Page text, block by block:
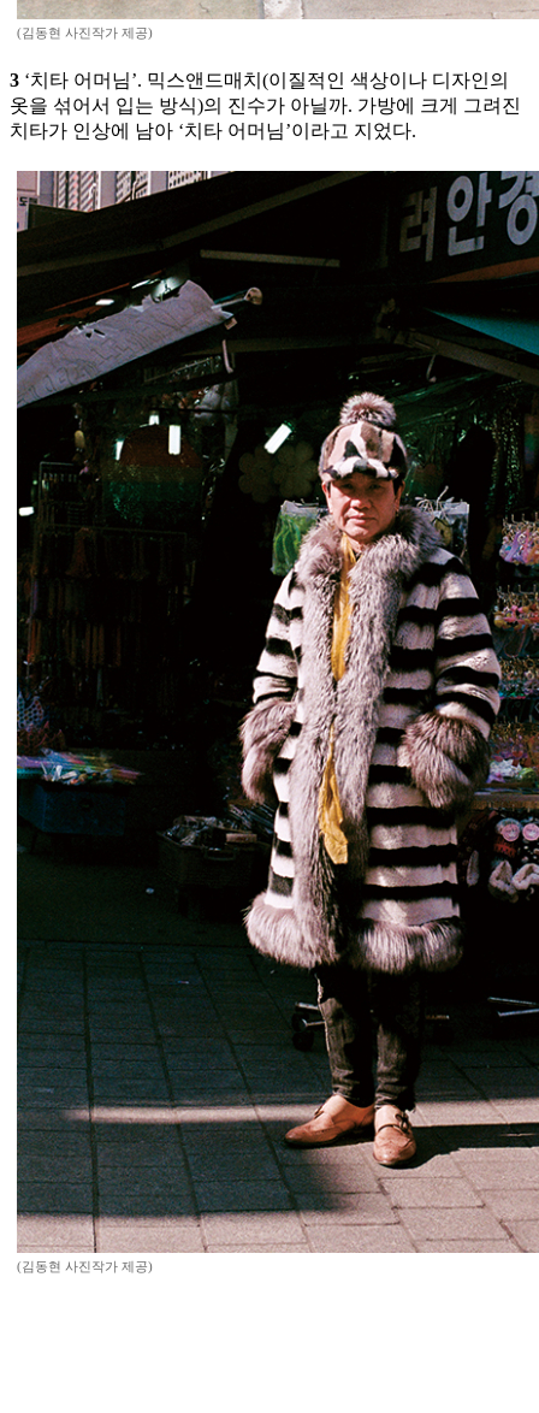
(김동현 사진작가 제공)
3 ‘치타 어머님’. 믹스앤드매치(이질적인 색상이나 디자인의
옷을 섞어서 입는 방식)의 진수가 아닐까. 가방에 크게 그려진
치타가 인상에 남아 ‘치타 어머님’이라고 지었다.
(김동현 사진작가 제공)